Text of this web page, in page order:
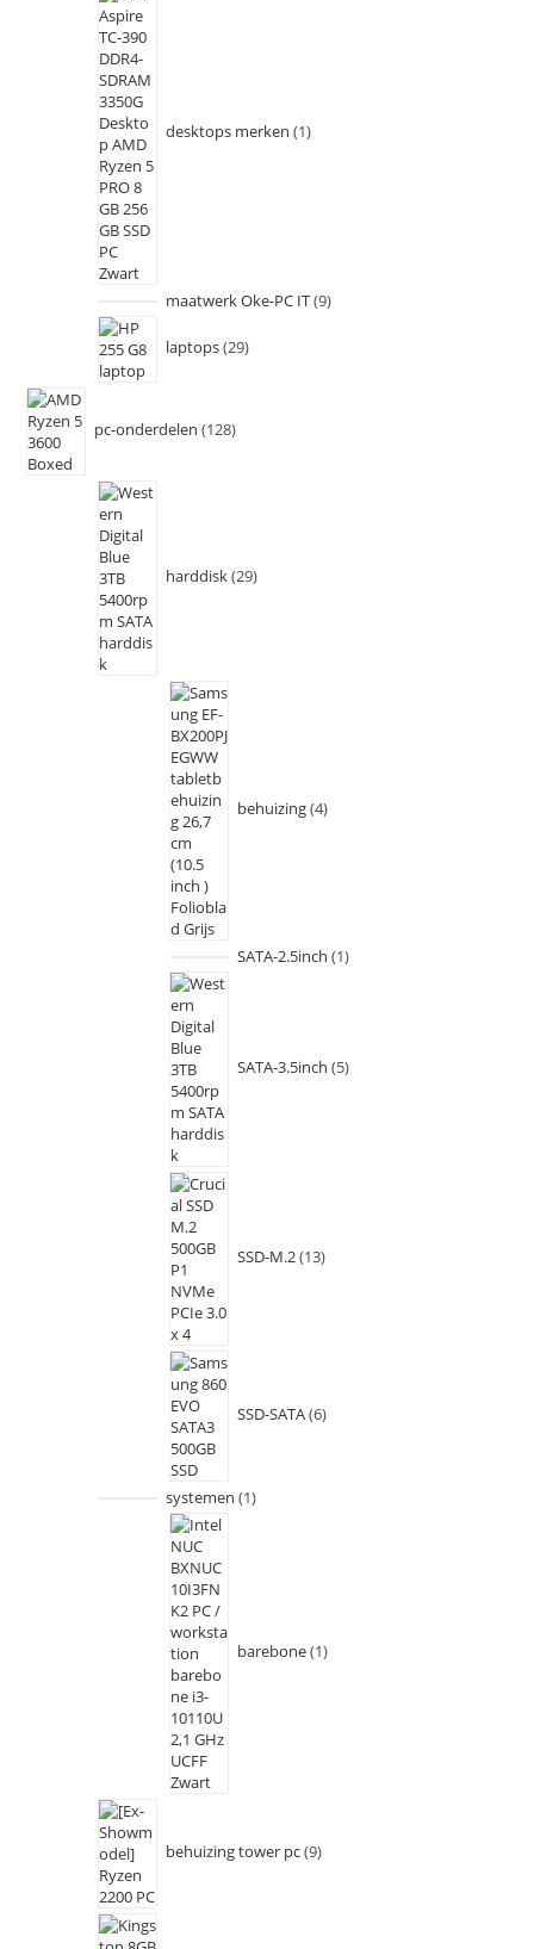
desktops merken 1
maatwerk Oke-PC IT 9
laptops 29
pc-onderdelen 128
harddisk 29
behuizing 4
SATA-2.5inch 1
SATA-3.5inch 5
SSD-M.2 13
SSD-SATA 6
systemen 1
barebone 1
behuizing tower pc 9